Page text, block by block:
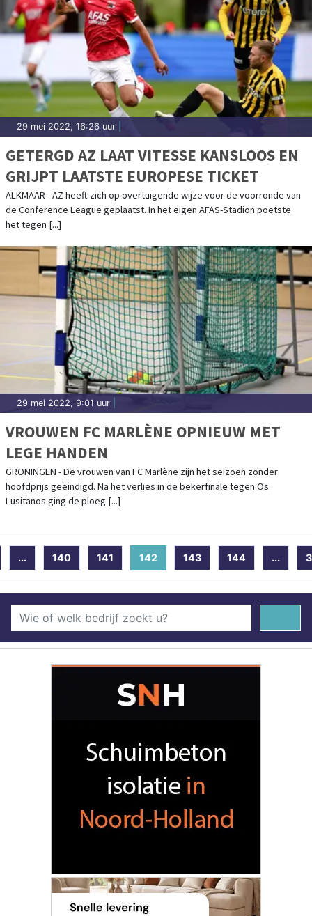
29 mei 2022, 16:26 uur
GETERGD AZ LAAT VITESSE KANSLOOS EN
GRIJPT LAATSTE EUROPESE TICKET
ALKMAAR - AZ heeft zich op overtuigende wijze voor de voorronde van
de Conference League geplaatst. In het eigen AFAS-Stadion poetste
het tegen [...]
29 mei 2022, 9:01 uur
VROUWEN FC MARLÈNE OPNIEUW MET
LEGE HANDEN
GRONINGEN - De vrouwen van FC Marlène zijn het seizoen zonder
hoofdprijs geëindigd. Na het verlies in de bekerfinale tegen Os
Lusitanos ging de ploeg [...]
... 140 141 142(current)
143 144 ...